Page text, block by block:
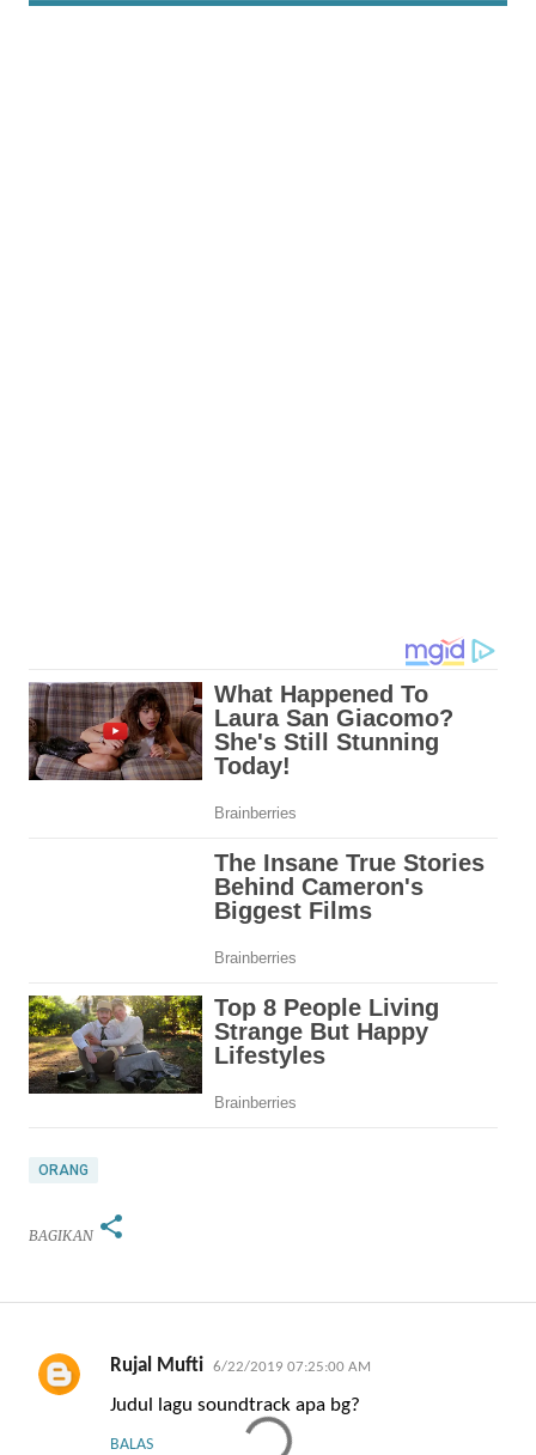
ORANG
BAGIKAN
K
o
Rujal Mufti 6/22/2019 07:25:00 AM
Judul lagu soundtrack apa bg?
BALAS